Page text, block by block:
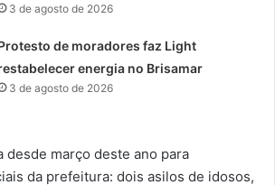
3 de agosto de 2026
de moradores faz Light
energia no Brisamar
3 de agosto de 2026
desde março deste ano para
da prefeitura: dois asilos de idosos,